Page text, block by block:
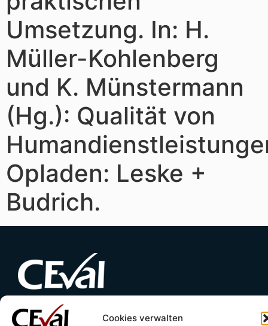
Cookies verwalten
Umsetzung. In: H.
Müller-Kohlenberg
und K. Münstermann
(Hg.): Qualität von
Opladen: Leske +
Budrich.
Kontakt Impressum Datenschutzerklärung